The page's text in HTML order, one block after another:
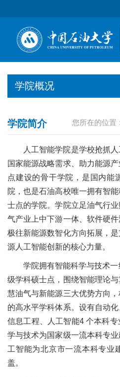
学院概况
您所在的位置
学院简介
人工智能学院是学校抢抓
国家能源战略需求、助力能源
点建设的骨干学院，是国内能
院，也是石油高校唯一拥有智
士点的学院。学院立足油气行
气产业上中下游一体、软件硬
极往新能源数智化方向拓展，
源人工智能创新的核心力量。
学院拥有智能科学与技术
级学科硕士点，围绕智能理论
慧油气与新能源三大优势方向
的高水平学科体系。设有自动
信息工程、人工智能4 个本科
学与技术为国家级一流本科专
工智能为北京市一流本科专业
盖。